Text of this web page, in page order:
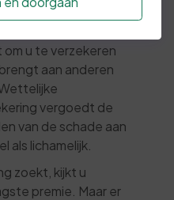
voor uzelf en de
u te verzekeren
aan anderen
vergoedt de
van de schade aan
als lichamelijk.
zoekt, kijkt u
premie. Maar er